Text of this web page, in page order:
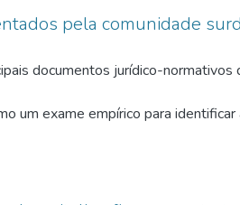
pela comunidade
documentos jurídico-normativos
um exame empírico para identificar
servem à Pessoa Surda,